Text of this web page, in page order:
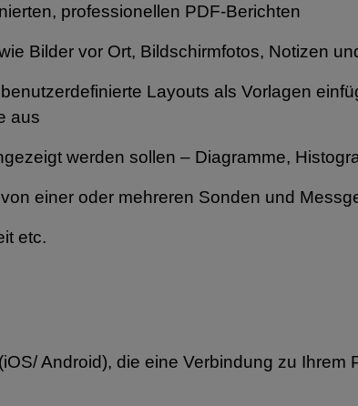
professionellen PDF-Berichten
Bilder vor Ort, Bildschirmfotos, Notizen
Layouts als Vorlagen
aus
werden sollen – Diagramme,
einer oder mehreren Sonden und
etc.
Android), die eine Verbindung zu